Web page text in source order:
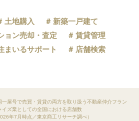
土地購入
新築一戸建て
ョン売却・査定
賃貸管理
まいるサポート
店舗検索
屋号で売買・賃貸の両方を取り扱う不動産仲介フラン
イズ業としての全国における店舗数
年7月時点／東京商工リサーチ調べ）